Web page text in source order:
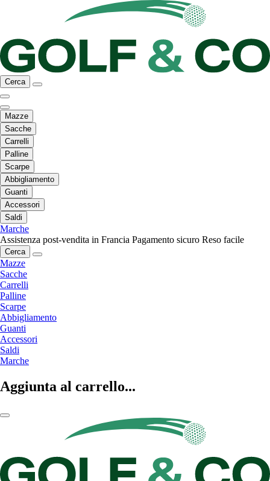
Cerca
Mazze
Sacche
Carrelli
Palline
Scarpe
Abbigliamento
Guanti
Accessori
Saldi
Marche
Assistenza post-vendita in Francia Pagamento sicuro Reso facile
Cerca
Mazze
Sacche
Carrelli
Palline
Scarpe
Abbigliamento
Guanti
Accessori
Saldi
Marche
Aggiunta al carrello...